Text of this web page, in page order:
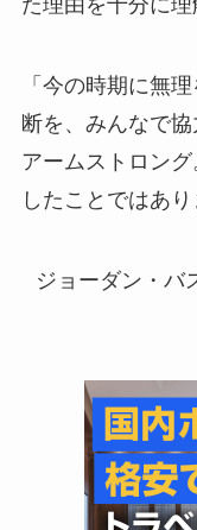
た理由を十分に理
「今の時期に無
断を、みんなで
アームストロン
したことではあり
ジョーダン・バ